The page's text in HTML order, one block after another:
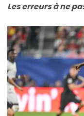
Les erreurs à ne